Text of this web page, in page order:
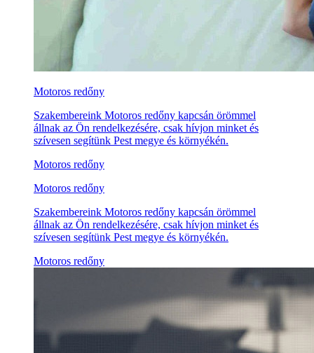
Motoros redőny
Szakembereink Motoros redőny kapcsán örömmel
állnak az Ön rendelkezésére, csak hívjon minket és
szívesen segítünk Pest megye és környékén.
Motoros redőny
Motoros redőny
Szakembereink Motoros redőny kapcsán örömmel
állnak az Ön rendelkezésére, csak hívjon minket és
szívesen segítünk Pest megye és környékén.
Motoros redőny